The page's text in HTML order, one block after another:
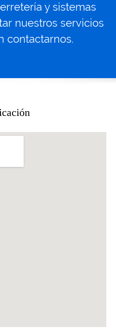
y sistemas
nuestros servicios
contactarnos.